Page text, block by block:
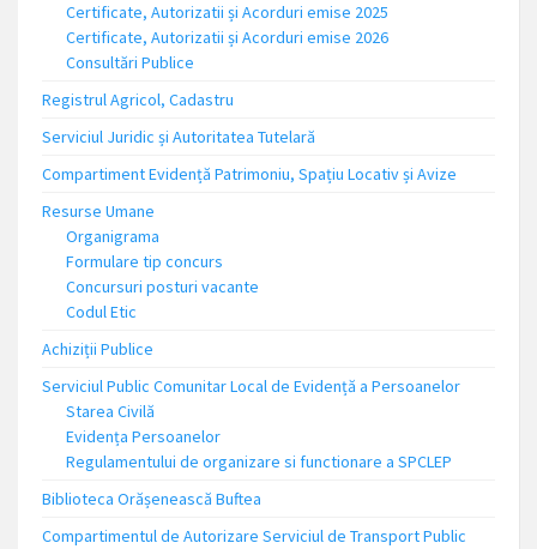
Certificate, Autorizatii și Acorduri emise 2025
Certificate, Autorizatii și Acorduri emise 2026
Consultări Publice
Registrul Agricol, Cadastru
Serviciul Juridic și Autoritatea Tutelară
Compartiment Evidență Patrimoniu, Spațiu Locativ și Avize
Resurse Umane
Organigrama
Formulare tip concurs
Concursuri posturi vacante
Codul Etic
Achiziții Publice
Serviciul Public Comunitar Local de Evidență a Persoanelor
Starea Civilă
Evidența Persoanelor
Regulamentului de organizare si functionare a SPCLEP
Biblioteca Orășenească Buftea
Compartimentul de Autorizare Serviciul de Transport Public